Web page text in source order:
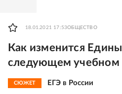
18.01.2021 17:53ОБЩЕСТВО
Как изменится
следующем учебном
СЮЖЕТ ЕГЭ в России